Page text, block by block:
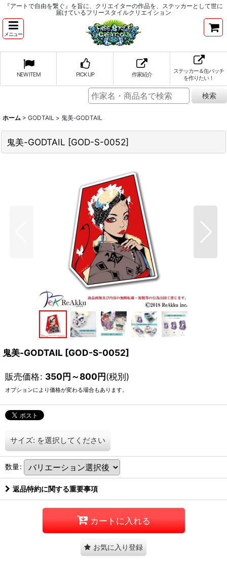
『アートで自由を繋ぐ』を旨に、クリエイターの作品を、ステッカーとして世に
届けているフリースタイルクリエイション
メニュー
NEW ITEM PICK UP 作家紹介
ステッカー＆缶バッチ
を作りたい！
ホーム > GODTAIL > 鬼美-GODTAIL
鬼美-GODTAIL [GOD-S-0052]
鬼美-GODTAIL [GOD-S-0052]
販売価格: 350円～800円(税別)
オプションにより価格が変わる場合もあります。
サイズ: を選択してください
数量:
返品特約に関する重要事項
カートに入れる
お気に入り登録